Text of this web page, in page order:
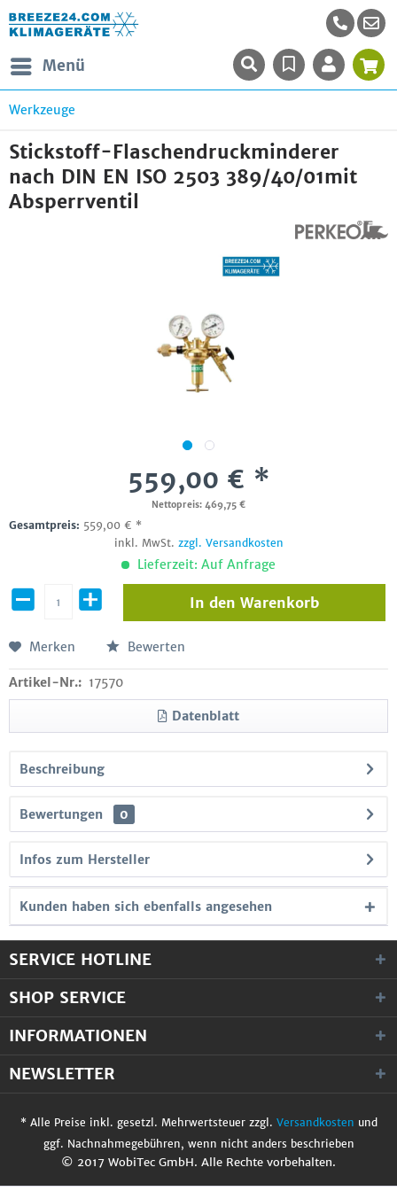
Menü
Werkzeuge
Stickstoff-Flaschendruckminderer
nach DIN EN ISO 2503 389/40/01mit
Absperrventil
559,00 € *
Nettopreis: 469,75 €
Gesamtpreis: 559,00 € *
inkl. MwSt. zzgl. Versandkosten
Lieferzeit: Auf Anfrage
In den Warenkorb
Merken Bewerten
Artikel-Nr.: 17570
Datenblatt
Beschreibung
Bewertungen 0
Infos zum Hersteller
Kunden haben sich ebenfalls angesehen
SERVICE HOTLINE
SHOP SERVICE
INFORMATIONEN
NEWSLETTER
* Alle Preise inkl. gesetzl. Mehrwertsteuer zzgl. Versandkosten und
ggf. Nachnahmegebühren, wenn nicht anders beschrieben
© 2017 WobiTec GmbH. Alle Rechte vorbehalten.